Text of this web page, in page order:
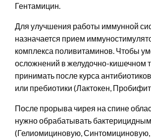
Гентамицин.
Для улучшения работы иммунной
назначается прием
комплекса поливитаминов. Чтобы
осложнений в желудочно-кишечном
принимать после курса
или пребиотики (Лактокен,
После прорыва чирея на спине
нужно обрабатывать
(Гелиомициновую, Синтомициновую,